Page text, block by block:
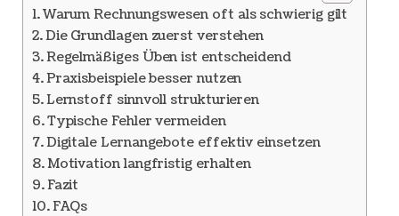
Warum Rechnungswesen oft als schwierig gilt
Die Grundlagen zuerst verstehen
Regelmäßiges Üben ist entscheidend
Praxisbeispiele besser nutzen
Lernstoff sinnvoll strukturieren
Typische Fehler vermeiden
Digitale Lernangebote effektiv einsetzen
Motivation langfristig erhalten
Fazit
FAQs